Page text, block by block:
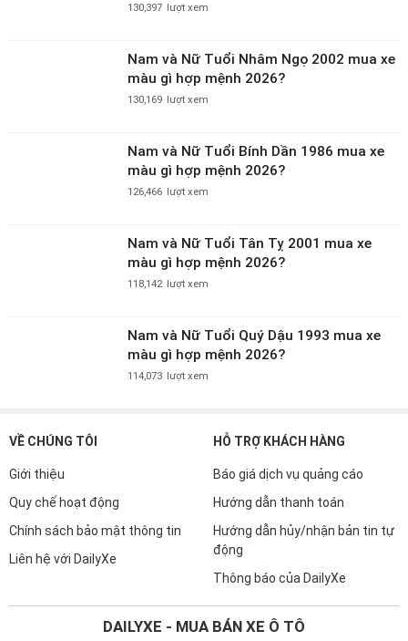
130,397 lượt xem
Nam và Nữ Tuổi Nhâm Ngọ 2002 mua xe
màu gì hợp mệnh 2026?
130,169 lượt xem
Nam và Nữ Tuổi Bính Dần 1986 mua xe
màu gì hợp mệnh 2026?
126,466 lượt xem
Nam và Nữ Tuổi Tân Tỵ 2001 mua xe
màu gì hợp mệnh 2026?
118,142 lượt xem
Nam và Nữ Tuổi Quý Dậu 1993 mua xe
màu gì hợp mệnh 2026?
114,073 lượt xem
VỀ CHÚNG TÔI
Giới thiệu
Quy chế hoạt động
Chính sách bảo mật thông tin
Liên hệ với DailyXe
HỖ TRỢ KHÁCH HÀNG
Báo giá dịch vụ quảng cáo
Hướng dẫn thanh toán
Hướng dẫn hủy/nhận bản tin tự
động
Thông báo của DailyXe
DAILYXE - MUA BÁN XE Ô TÔ